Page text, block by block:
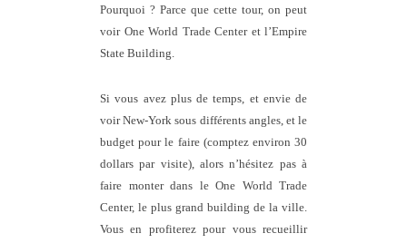
Pourquoi ? Parce que cette tour, on peut
voir One World Trade Center et l’Empire
State Building.
Si vous avez plus de temps, et envie de
voir New-York sous différents angles, et le
budget pour le faire (comptez environ 30
dollars par visite), alors n’hésitez pas à
faire monter dans le One World Trade
Center, le plus grand building de la ville.
Vous en profiterez pour vous recueillir